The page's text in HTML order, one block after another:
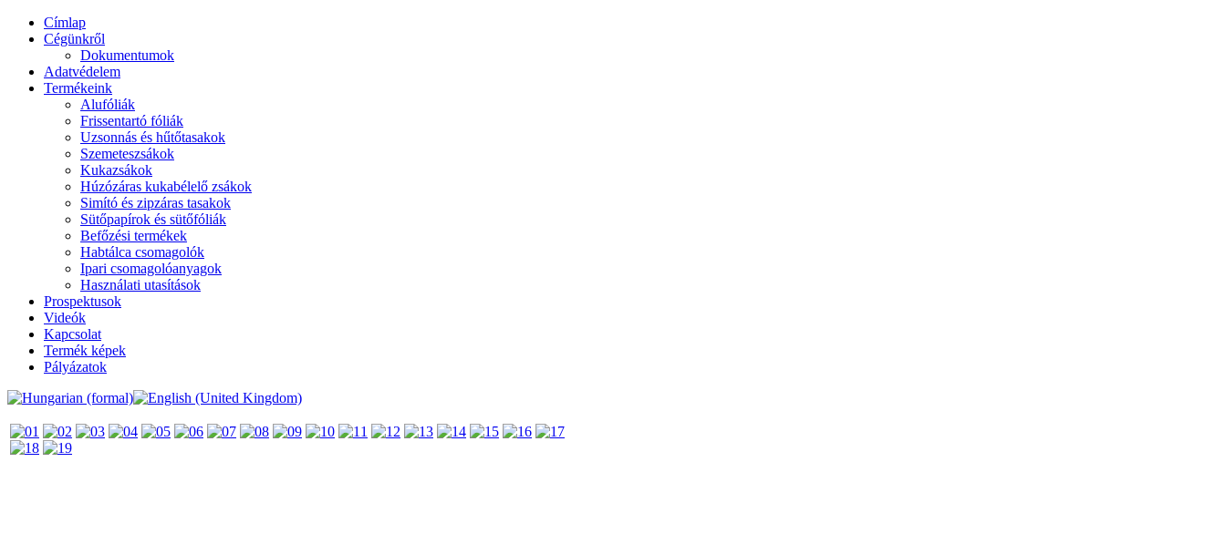
Címlap
Cégünkről
Dokumentumok
Adatvédelem
Termékeink
Alufóliák
Frissentartó fóliák
Uzsonnás és hűtőtasakok
Szemeteszsákok
Kukazsákok
Húzózáras kukabélelő zsákok
Simító és zipzáras tasakok
Sütőpapírok és sütőfóliák
Befőzési termékek
Habtálca csomagolók
Ipari csomagolóanyagok
Használati utasítások
Prospektusok
Videók
Kapcsolat
Termék képek
Pályázatok